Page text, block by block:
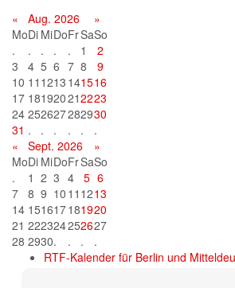
« Aug. 2026
»
MoDi MiDoFrSaSo
.
. . . . 1
2
3
4 5 6 7 8
9
10 11 1213 141516
17 181920212223
24 252627282930
31 . . . . .
.
«
Sept. 2026
»
MoDi MiDoFrSaSo
.
1 2 3 4 5 6
7 8 9 10 11 1213
14 151617181920
21 222324252627
28 2930. . .
.
RTF-Kalender für Berlin und